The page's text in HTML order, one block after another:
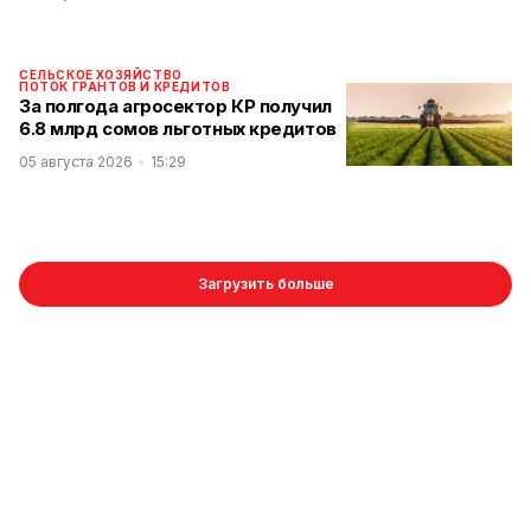
СЕЛЬСКОЕ ХОЗЯЙСТВО
ПОТОК ГРАНТОВ И КРЕДИТОВ
За полгода агросектор КР получил
6.8 млрд сомов льготных кредитов
05 августа 2026 15:29
Загрузить больше